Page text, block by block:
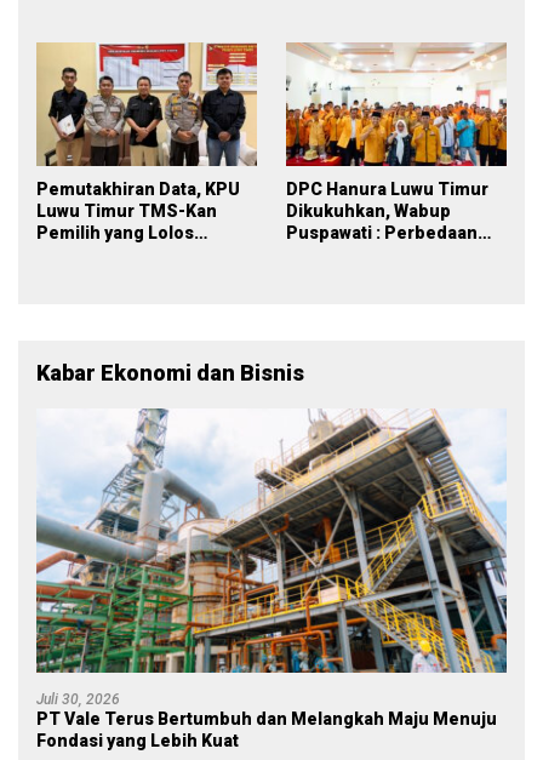
Pemutakhiran Data, KPU
Luwu Timur TMS-Kan
Pemilih yang Lolos
DPC Hanura Luwu Timur
Dikukuhkan, Wabup
Puspawati : Perbedaan
Kabar Ekonomi dan Bisnis
Juli 30, 2026
PT Vale Terus Bertumbuh dan Melangkah Maju Menuju
Fondasi yang Lebih Kuat